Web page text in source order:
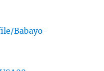
Babayo-